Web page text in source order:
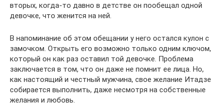
вторых, когда-то давно в детстве он пообещал одной
девочке, что женится на ней.
В напоминание об этом обещании у него остался кулон с
замочком. Открыть его возможно только одним ключом,
который он как раз оставил той девочке. Проблема
заключается в том, что он даже не помнит ее лица. Но,
как настоящий и честный мужчина, свое желание Итадзе
собирается выполнить, даже несмотря на собственные
желания и любовь.